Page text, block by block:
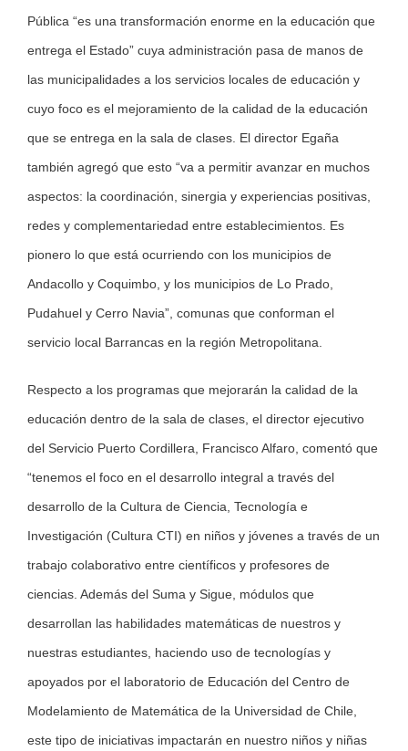
Pública “es una transformación enorme en la educación que
entrega el Estado” cuya administración pasa de manos de
las municipalidades a los servicios locales de educación y
cuyo foco es el mejoramiento de la calidad de la educación
que se entrega en la sala de clases. El director Egaña
también agregó que esto “va a permitir avanzar en muchos
aspectos: la coordinación, sinergia y experiencias positivas,
redes y complementariedad entre establecimientos. Es
pionero lo que está ocurriendo con los municipios de
Andacollo y Coquimbo, y los municipios de Lo Prado,
Pudahuel y Cerro Navia”, comunas que conforman el
servicio local Barrancas en la región Metropolitana.
Respecto a los programas que mejorarán la calidad de la
educación dentro de la sala de clases, el director ejecutivo
del Servicio Puerto Cordillera, Francisco Alfaro, comentó que
“tenemos el foco en el desarrollo integral a través del
desarrollo de la Cultura de Ciencia, Tecnología e
Investigación (Cultura CTI) en niños y jóvenes a través de un
trabajo colaborativo entre científicos y profesores de
ciencias. Además del Suma y Sigue, módulos que
desarrollan las habilidades matemáticas de nuestros y
nuestras estudiantes, haciendo uso de tecnologías y
apoyados por el laboratorio de Educación del Centro de
Modelamiento de Matemática de la Universidad de Chile,
este tipo de iniciativas impactarán en nuestro niños y niñas